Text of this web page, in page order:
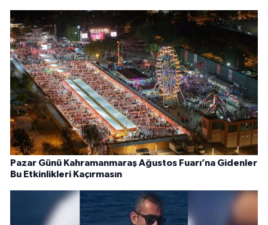
Pazar Günü Kahramanmaraş Ağustos Fuarı’na Gidenler
Bu Etkinlikleri Kaçırmasın